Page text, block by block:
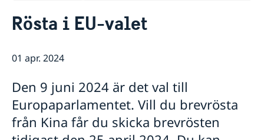
generalkonsulatet
Pass och ID-kort
Intyg och apostille
Competent Swedish Authority to issue Apostille
Äktenskapscertifikat
Förnya svenskt körkort
Avgifter
Om generalkonsulatet
Dataskyddspolicy (GDPR)
Så stöttar vi svenska företag
Vi är en resurs för svenska företag
Team Sweden
Så kan du få stöd
Rösta i EU-valet
01 apr. 2024
Den 9 juni 2024 är det val till
Europaparlamentet. Vill du brevrösta
från Kina får du skicka brevrösten